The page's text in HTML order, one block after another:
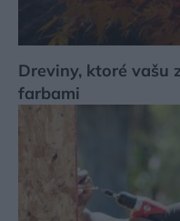
Dreviny, ktoré vašu
farbami